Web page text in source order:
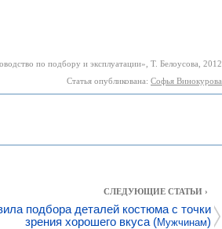
по подбору и эксплуатации», Т. Белоусова, 2012
Статья опубликована: Софья Винокурова
СЛЕДУЮЩИЕ СТАТЬИ ›
подбора деталей костюма с точки
зрения хорошего вкуса (Мужчинам)